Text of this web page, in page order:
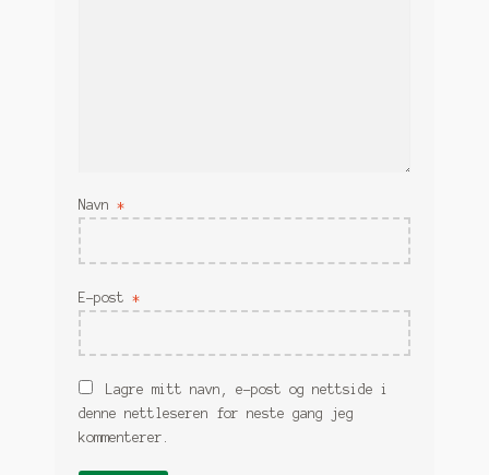
Navn *
E-post *
Lagre mitt navn, e-post og nettside i
denne nettleseren for neste gang jeg
kommenterer.